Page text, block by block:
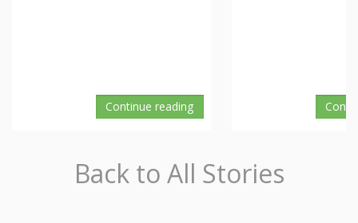
Continue reading
Back to All Stories